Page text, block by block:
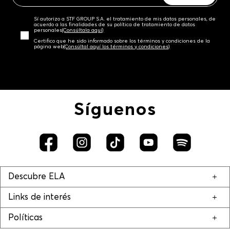
Sí autorizo a STF GROUP S.A. el tratamiento de mis datos personales, de
acuerdo a las finalidades de su política de tratamiento de datos
personales‎(Consúltala aquí)
Certifico que he sido informado sobre los términos y condiciones de la
página web‎(Consúltal aquí los términos y condiciones)
Síguenos
Descubre ELA
Links de interés
Políticas